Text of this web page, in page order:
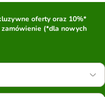
oferty oraz 10%*
(*dla nowych